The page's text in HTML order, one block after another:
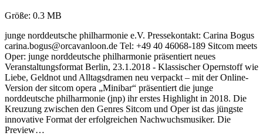
Größe: 0.3 MB
junge norddeutsche philharmonie e.V. Pressekontakt: Carina Bogus
carina.bogus@orcavanloon.de Tel: +49 40 46068-189 Sitcom meets
Oper: junge norddeutsche philharmonie präsentiert neues
Veranstaltungsformat Berlin, 23.1.2018 - Klassischer Opernstoff wie
Liebe, Geldnot und Alltagsdramen neu verpackt – mit der Online-
Version der sitcom opera „Minibar“ präsentiert die junge
norddeutsche philharmonie (jnp) ihr erstes Highlight in 2018. Die
Kreuzung zwischen den Genres Sitcom und Oper ist das jüngste
innovative Format der erfolgreichen Nachwuchsmusiker. Die
Preview…